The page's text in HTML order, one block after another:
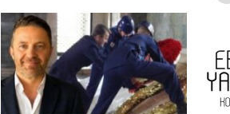
PARK’TA GÖRKEMLİ GALA